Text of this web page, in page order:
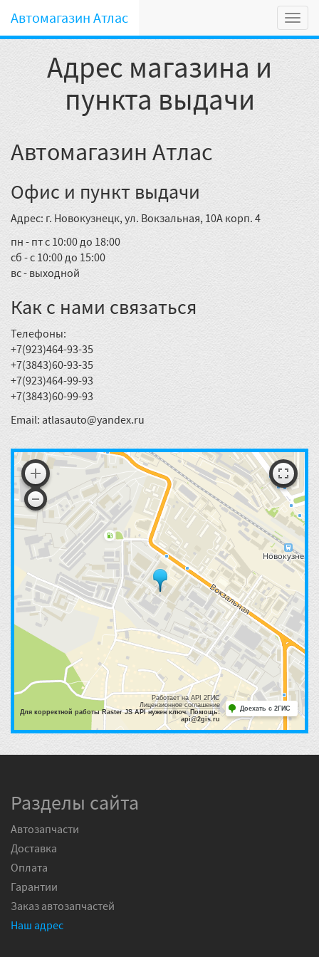
Автомагазин Атлас
Адрес магазина и
пункта выдачи
Автомагазин Атлас
Офис и пункт выдачи
Адрес: г. Новокузнецк, ул. Вокзальная, 10А корп. 4
пн - пт с 10:00 до 18:00
сб - с 10:00 до 15:00
вс - выходной
Как с нами связаться
Телефоны:
+7(923)464-93-35
+7(3843)60-93-35
+7(923)464-99-93
+7(3843)60-99-93
Email: atlasauto@yandex.ru
Работает на API 2ГИС
Лицензионное соглашение
Для корректной работы Raster JS API нужен ключ. Помощь:
api@2gis.ru
Доехать с 2ГИС
Разделы сайта
Автозапчасти
Доставка
Оплата
Гарантии
Заказ автозапчастей
Наш адрес